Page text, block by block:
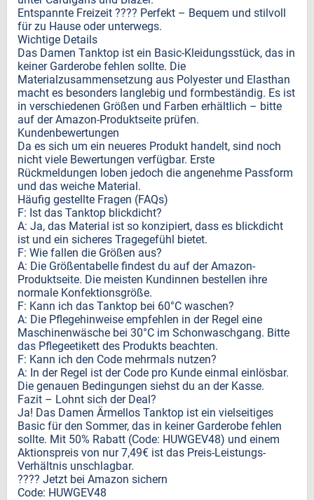
Entspannte Freizeit ???? Perfekt – Bequem und stilvoll
für zu Hause oder unterwegs.
Wichtige Details
Das Damen Tanktop ist ein Basic-Kleidungsstück, das in
keiner Garderobe fehlen sollte. Die
Materialzusammensetzung aus Polyester und Elasthan
macht es besonders langlebig und formbeständig. Es ist
in verschiedenen Größen und Farben erhältlich – bitte
auf der Amazon-Produktseite prüfen.
Kundenbewertungen
Da es sich um ein neueres Produkt handelt, sind noch
nicht viele Bewertungen verfügbar. Erste
Rückmeldungen loben jedoch die angenehme Passform
und das weiche Material.
Häufig gestellte Fragen (FAQs)
F: Ist das Tanktop blickdicht?
A: Ja, das Material ist so konzipiert, dass es blickdicht
ist und ein sicheres Tragegefühl bietet.
F: Wie fallen die Größen aus?
A: Die Größentabelle findest du auf der Amazon-
Produktseite. Die meisten Kundinnen bestellen ihre
normale Konfektionsgröße.
F: Kann ich das Tanktop bei 60°C waschen?
A: Die Pflegehinweise empfehlen in der Regel eine
Maschinenwäsche bei 30°C im Schonwaschgang. Bitte
das Pflegeetikett des Produkts beachten.
F: Kann ich den Code mehrmals nutzen?
A: In der Regel ist der Code pro Kunde einmal einlösbar.
Die genauen Bedingungen siehst du an der Kasse.
Fazit – Lohnt sich der Deal?
Ja! Das Damen Ärmellos Tanktop ist ein vielseitiges
Basic für den Sommer, das in keiner Garderobe fehlen
sollte. Mit 50% Rabatt (Code: HUWGEV48) und einem
Aktionspreis von nur 7,49€ ist das Preis-Leistungs-
Verhältnis unschlagbar.
???? Jetzt bei Amazon sichern
Code: HUWGEV48